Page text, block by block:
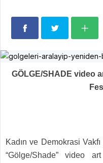
GÖLGE/SHADE video
Kadın ve Demokrasi
“Gölge/Shade” video